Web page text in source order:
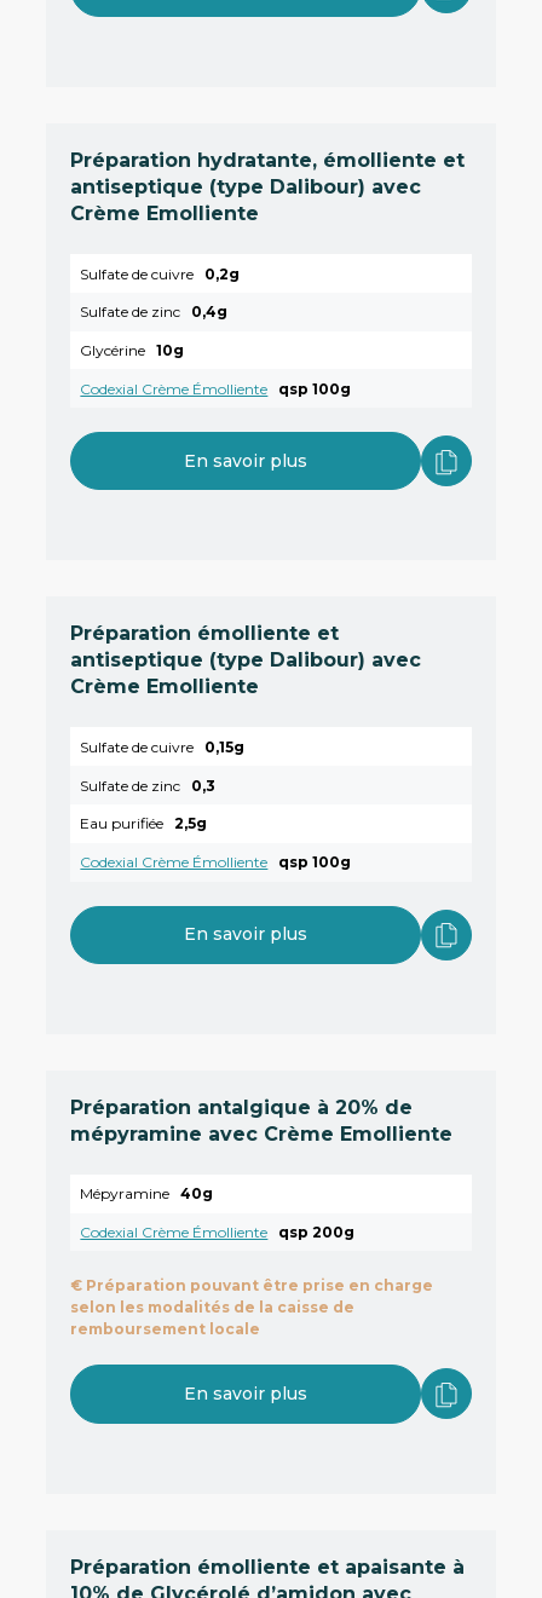
Préparation hydratante, émolliente et
antiseptique (type Dalibour) avec
Crème Emolliente
Sulfate de cuivre 0,2g
Sulfate de zinc 0,4g
Glycérine 10g
Codexial Crème Émolliente qsp 100g
En savoir plus
Préparation émolliente et
antiseptique (type Dalibour) avec
Crème Emolliente
Sulfate de cuivre 0,15g
Sulfate de zinc 0,3
Eau purifiée 2,5g
Codexial Crème Émolliente qsp 100g
En savoir plus
Préparation antalgique à 20% de
mépyramine avec Crème Emolliente
Mépyramine 40g
Codexial Crème Émolliente qsp 200g
€ Préparation pouvant être prise en charge
selon les modalités de la caisse de
remboursement locale
En savoir plus
Préparation émolliente et apaisante à
10% de Glycérolé d’amidon avec